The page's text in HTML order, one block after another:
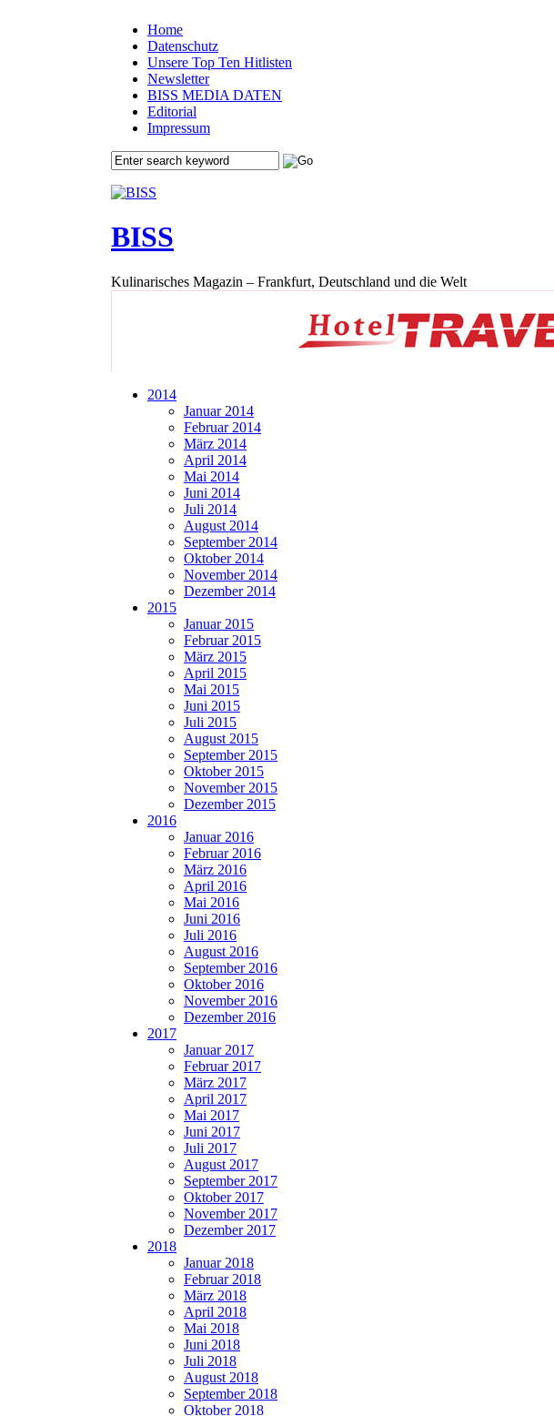
Home
Datenschutz
Unsere Top Ten Hitlisten
Newsletter
BISS MEDIA DATEN
Editorial
Impressum
BISS
Kulinarisches Magazin – Frankfurt, Deutschland und die Welt
2014
Januar 2014
Februar 2014
März 2014
April 2014
Mai 2014
Juni 2014
Juli 2014
August 2014
September 2014
Oktober 2014
November 2014
Dezember 2014
2015
Januar 2015
Februar 2015
März 2015
April 2015
Mai 2015
Juni 2015
Juli 2015
August 2015
September 2015
Oktober 2015
November 2015
Dezember 2015
2016
Januar 2016
Februar 2016
März 2016
April 2016
Mai 2016
Juni 2016
Juli 2016
August 2016
September 2016
Oktober 2016
November 2016
Dezember 2016
2017
Januar 2017
Februar 2017
März 2017
April 2017
Mai 2017
Juni 2017
Juli 2017
August 2017
September 2017
Oktober 2017
November 2017
Dezember 2017
2018
Januar 2018
Februar 2018
März 2018
April 2018
Mai 2018
Juni 2018
Juli 2018
August 2018
September 2018
Oktober 2018